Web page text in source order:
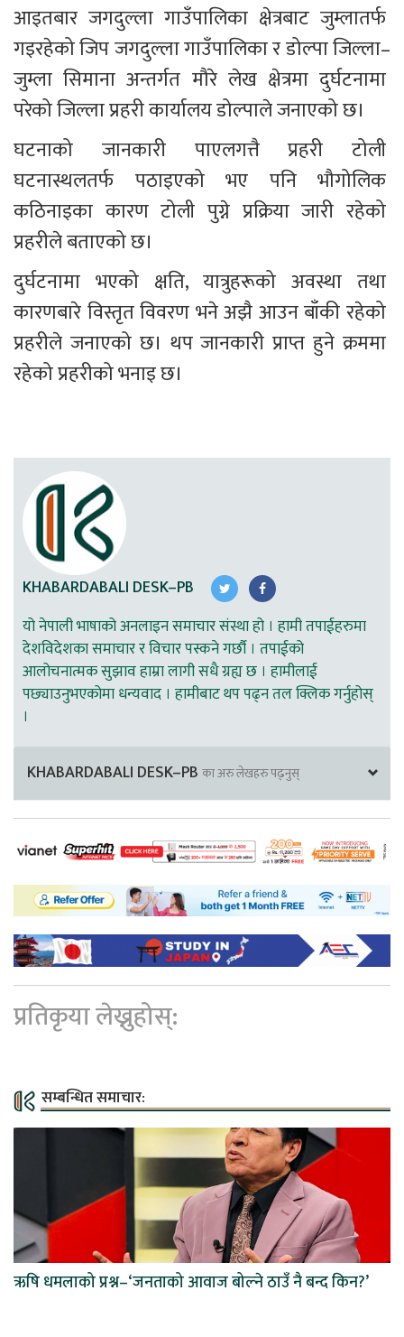
आइतबार जगदुल्ला गाउँपालिका क्षेत्रबाट जुम्लातर्फ
गइरहेको जिप जगदुल्ला गाउँपालिका र डोल्पा जिल्ला–
जुम्ला सिमाना अन्तर्गत मौरे लेख क्षेत्रमा दुर्घटनामा
परेको जिल्ला प्रहरी कार्यालय डोल्पाले जनाएको छ।
घटनाको जानकारी पाएलगत्तै प्रहरी टोली
घटनास्थलतर्फ पठाइएको भए पनि भौगोलिक
कठिनाइका कारण टोली पुग्ने प्रक्रिया जारी रहेको
प्रहरीले बताएको छ।
दुर्घटनामा भएको क्षति, यात्रुहरूको अवस्था तथा
कारणबारे विस्तृत विवरण भने अझै आउन बाँकी रहेको
प्रहरीले जनाएको छ। थप जानकारी प्राप्त हुने क्रममा
रहेको प्रहरीको भनाइ छ।
KHABARDABALI DESK–PB
यो नेपाली भाषाको अनलाइन समाचार संस्था हो । हामी तपाईहरुमा
देशविदेशका समाचार र विचार पस्कने गर्छौ । तपाईको
आलोचनात्मक सुझाव हाम्रा लागी सधै ग्रह्य छ । हामीलाई
पछ्याउनुभएकोमा धन्यवाद । हामीबाट थप पढ्न तल क्लिक गर्नुहोस्
।
KHABARDABALI DESK–PB का अरु लेखहरु पढ्नुस्
प्रतिकृया लेख्नुहोस्:
सम्बन्धित समाचार:
ऋषि धमलाको प्रश्न–‘जनताको आवाज बोल्ने ठाउँ नै बन्द किन?’